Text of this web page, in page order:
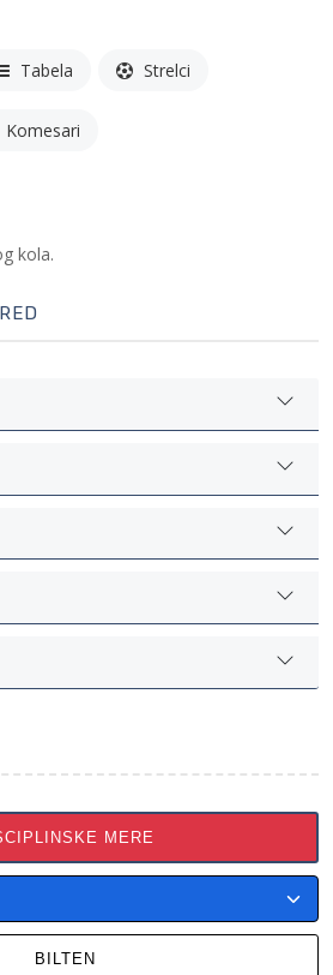
Tabela Strelci
Komesari
kola.
MERE
BILTEN